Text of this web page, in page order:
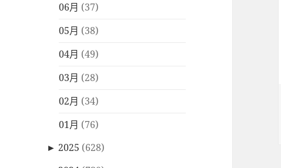
06月 (37)
05月 (38)
04月 (49)
03月 (28)
02月 (34)
01月 (76)
► 2025 (628)